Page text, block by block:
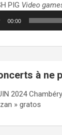
PIG Video
00:00
à ne
2024
» gratos